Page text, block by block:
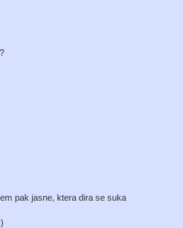
pak jasne, ktera dira se suka